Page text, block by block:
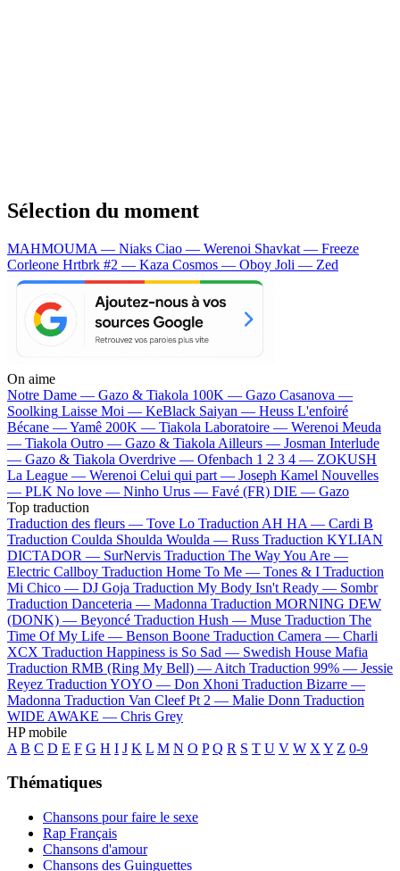
Sélection du moment
MAHMOUMA — Niaks Ciao — Werenoi Shavkat — Freeze
Corleone Hrtbrk #2 — Kaza Cosmos — Oboy Joli — Zed
On aime
Notre Dame — Gazo & Tiakola 100K — Gazo Casanova —
Soolking Laisse Moi — KeBlack Saiyan — Heuss L'enfoiré
Bécane —Yamê 200K — Tiakola Laboratoire — Werenoi Meuda
— Tiakola Outro — Gazo & Tiakola Ailleurs — Josman Interlude
— Gazo & Tiakola Overdrive — Ofenbach 1 2 3 4 — ZOKUSH
La League — Werenoi Celui qui part — Joseph Kamel Nouvelles
— PLK No love — Ninho Urus — Favé (FR) DIE — Gazo
Top traduction
Traduction des fleurs — Tove Lo Traduction AH HA — Cardi B
Traduction Coulda Shoulda Woulda — Russ Traduction KYLIAN
DICTADOR — SurNervis Traduction The Way You Are —
Electric Callboy Traduction Home To Me — Tones & I Traduction
Mi Chico — DJ Goja Traduction My Body Isn't Ready — Sombr
Traduction Danceteria — Madonna Traduction MORNING DEW
(DONK) — Beyoncé Traduction Hush — Muse Traduction The
Time Of My Life — Benson Boone Traduction Camera — Charli
XCX Traduction Happiness is So Sad — Swedish House Mafia
Traduction RMB (Ring My Bell) — Aitch Traduction 99% — Jessie
Reyez Traduction YOYO — Don Xhoni Traduction Bizarre —
Madonna Traduction Van Cleef Pt 2 — Malie Donn Traduction
WIDE AWAKE — Chris Grey
HP mobile
A B C D E F G H I J K L M N O P Q R S T U V W X Y Z 0-9
Thématiques
Chansons pour faire le sexe
Rap Français
Chansons d'amour
Chansons des Guinguettes